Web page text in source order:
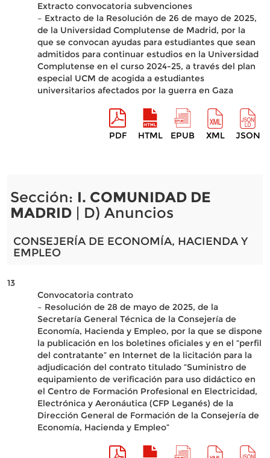
Extracto convocatoria subvenciones
– Extracto de la Resolución de 26 de mayo de 2025,
de la Universidad Complutense de Madrid, por la
que se convocan ayudas para estudiantes que sean
admitidos para continuar estudios en la Universidad
Complutense en el curso 2024-25, a través del plan
especial UCM de acogida a estudiantes
universitarios afectados por la guerra en Gaza
PDF HTML EPUB XML JSON
Sección: I. COMUNIDAD DE
MADRID| D) Anuncios
CONSEJERÍA DE ECONOMÍA, HACIENDA Y
EMPLEO
13
Convocatoria contrato
– Resolución de 28 de mayo de 2025, de la
Secretaría General Técnica de la Consejería de
Economía, Hacienda y Empleo, por la que se dispone
la publicación en los boletines oficiales y en el “perfil
del contratante” en Internet de la licitación para la
adjudicación del contrato titulado “Suministro de
equipamiento de verificación para uso didáctico en
el Centro de Formación Profesional en Electricidad,
Electrónica y Aeronáutica (CFP Leganés) de la
Dirección General de Formación de la Consejería de
Economía, Hacienda y Empleo”